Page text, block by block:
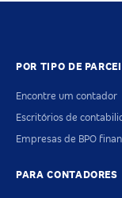
POR TIPO DE
Encontre um contador
Escritórios de
Empresas de BPO
PARA CONTADORES